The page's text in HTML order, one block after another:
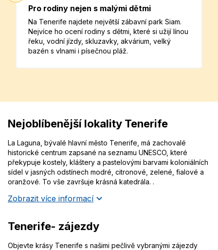
Pro rodiny nejen s malými dětmi
Na Tenerife najdete největší zábavní park Siam.
Nejvíce ho ocení rodiny s dětmi, které si užijí línou
řeku, vodní jízdy, skluzavky, akvárium, velký
bazén s vlnami i písečnou pláž.
Nejoblíbenější lokality Tenerife
La Laguna, bývalé hlavní město Tenerife, má zachovalé
historické centrum zapsané na seznamu UNESCO, které
překypuje kostely, kláštery a pastelovými barvami koloniálních
sídel v jasných odstínech modré, citronové, zelené, fialové a
oranžové. To vše završuje krásná katedrála. .
Zobrazit více informací
Tenerife- zájezdy
Objevte krásy Tenerife s našimi pečlivě vybranými zájezdy